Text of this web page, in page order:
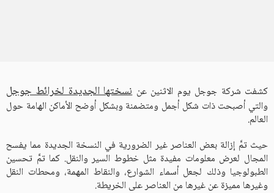
كشفت شركة جوجل يوم الاثنين عننسختها الجديدة لخرائط جوجل
والتي أصبحت ذات شكل أجمل ومتضمنة وبشكل أوضح الأماكن الهامة حول
العالم.
حيث تمَّ إزالة بعض العناصر غير الضرورية في النسخة الجديدة مما يفسح
المجال لعرض معلومات مفيدة مثل خطوط السير والنقل. كما تمَّ تحسين
الطبولوجيا وذلك لجعل أسماء الشوارع، والنقاط المهمة، ومحطات النقل
وغيرها مميزة عن غيرها من العناصر على الخريطة.